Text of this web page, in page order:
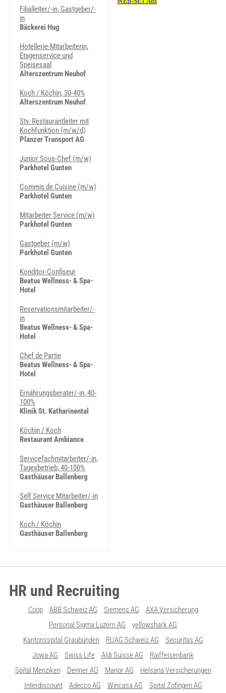
Filialleiter/-in, Gastgeber/-
in
Bäckerei Hug
Hotellerie-Mitarbeiterin,
Etagenservice und
Speisesaal
Alterszentrum Neuhof
Koch / Köchin, 30-40%
Alterszentrum Neuhof
Stv. Restaurantleiter mit
Kochfunktion (m/w/d)
Planzer Transport AG
Junior Sous-Chef (m/w)
Parkhotel Gunten
Commis de Cuisine (m/w)
Parkhotel Gunten
Mitarbeiter Service (m/w)
Parkhotel Gunten
Gastgeber (m/w)
Parkhotel Gunten
Konditor-Confiseur
Beatus Wellness- & Spa-
Hotel
Reservationsmitarbeiter/-
in
Beatus Wellness- & Spa-
Hotel
Chef de Partie
Beatus Wellness- & Spa-
Hotel
Ernährungsberater/-in, 40-
100%
Klinik St. Katharinental
Köchin / Koch
Restaurant Ambiance
Servicefachmitarbeiter/-in,
Tagesbetrieb, 40-100%
Gasthäuser Ballenberg
Self Service Mitarbeiter/-in
Gasthäuser Ballenberg
Koch / Köchin
Gasthäuser Ballenberg
HR und Recruiting
Coop ABB Schweiz AG Siemens AG
AXA Versicherung
Personal Sigma Luzern AG
yellowshark AG
Kantonsspital Graubünden
RUAG Schweiz AG
Securitas AG
Jowa AG
Swiss Life Aldi Suisse AG
Raiffeisenbank
Spital Menziken
Denner AG Manor AG
Helsana Versicherungen
Interdiscount
Adecco AG Wincasa AG Spital Zofingen AG